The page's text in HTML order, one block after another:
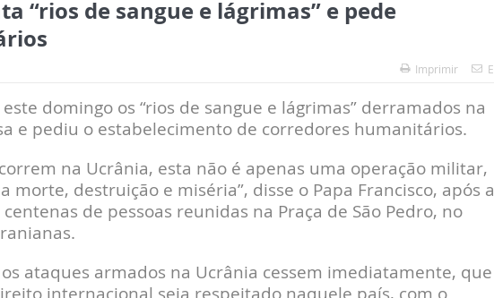
“rios de sangue e lágrimas” e pede
Imprimir
domingo os “rios de sangue e lágrimas” derramados na
e pediu o estabelecimento de corredores humanitários.
na Ucrânia, esta não é apenas uma operação militar,
morte, destruição e miséria”, disse o Papa Francisco, após a
de pessoas reunidas na Praça de São Pedro, no
ataques armados na Ucrânia cessem imediatamente,
internacional seja respeitado naquele país, com o